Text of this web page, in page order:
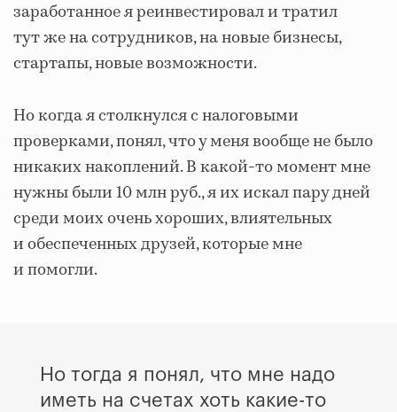
заработанное я реинвестировал и тратил
тут же на сотрудников, на новые бизнесы,
стартапы, новые возможности.
Но когда я столкнулся с налоговыми
проверками, понял, что у меня вообще не было
никаких накоплений. В какой-то момент мне
нужны были 10 млн руб., я их искал пару дней
среди моих очень хороших, влиятельных
и обеспеченных друзей, которые мне
и помогли.
Но тогда я понял, что мне надо
иметь на счетах хоть какие-то